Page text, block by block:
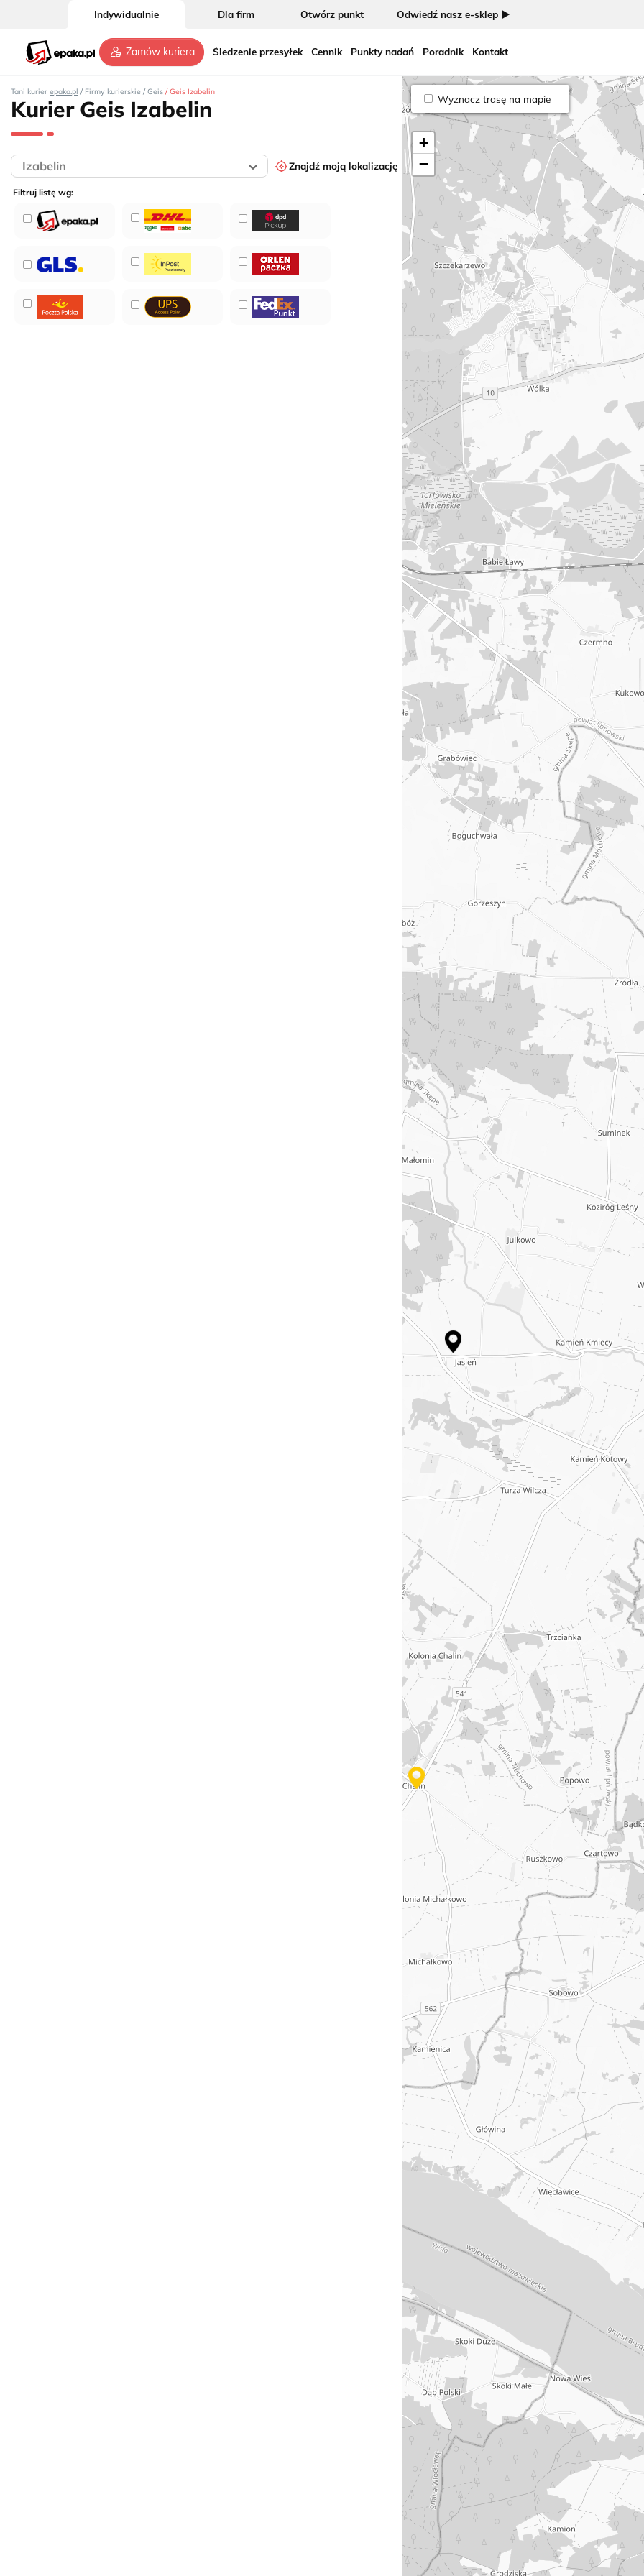
Indywidualnie Dla firm Otwórz punkt Odwiedź nasz e-sklep ►
Zamów kuriera Śledzenie przesyłek Cennik Punkty nadań Poradnik Kontakt
Tani kurier epaka.pl / Firmy kurierskie / Geis / Geis Izabelin
Kurier Geis Izabelin
Znajdź moją lokalizację
Filtruj listę wg:
Wyznacz trasę na mapie
+
−